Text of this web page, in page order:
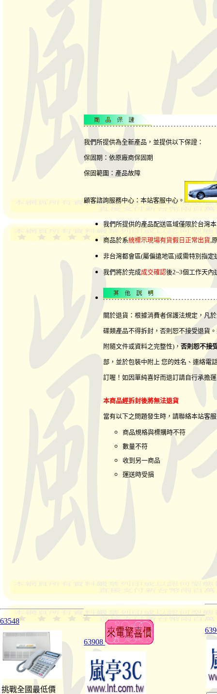
我們所提供為全新產品，並提供以下保證：
保固期：依原廠商保固期
保固範圍：產品故障
顧客諮詢服務中心：本站客服中心。
我們所提供的產品配送區域僅限於台灣
商品於系統標示現場有貨假日正常出貨,
非台灣都會區(屬偏遠地區)或需特別指
我們將於完成成交確認後2~3個工作天內
關於退貨：根據消費者保護法規定，凡
碟類產品不得拆封，否則恕不接受退貨
附隨文件或資料之完整性)， 否則恕不接
部，並於包裝中附上 您的姓名、連絡電
訂喔！如因單純喜好而退訂請自行承擔
本商品經拆封後將無法退貨
當有以下之問題發生時，請聯絡本站客
商品規格與標購時不符
數量不符
收到另一商品
運送時受損
63548
挑戰全國最低價
63908